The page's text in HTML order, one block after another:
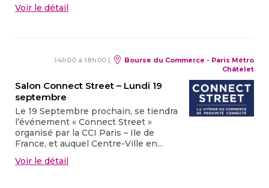
Voir le détail
14h00 à 18h00 |
Bourse du Commerce - Paris Métro
Châtelet
Salon Connect Street – Lundi 19
septembre
Le 19 Septembre prochain, se tiendra
l’événement « Connect Street »
organisé par la CCI Paris – Ile de
France, et auquel Centre-Ville en...
Voir le détail